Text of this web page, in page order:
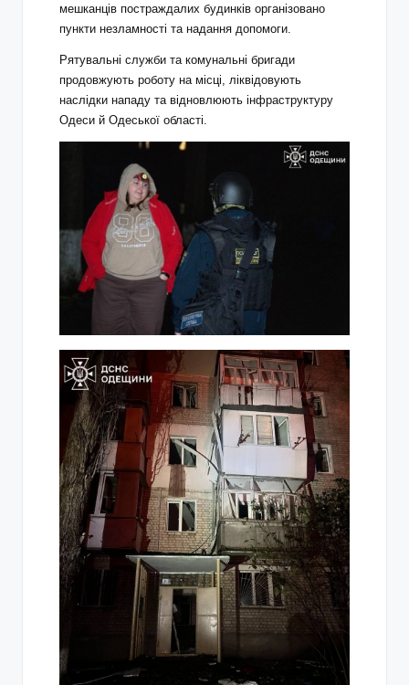
мешканців постраждалих будинків організовано
пункти незламності та надання допомоги.
Рятувальні служби та комунальні бригади
продовжують роботу на місці, ліквідовують
наслідки нападу та відновлюють інфраструктуру
Одеси й Одеської області.